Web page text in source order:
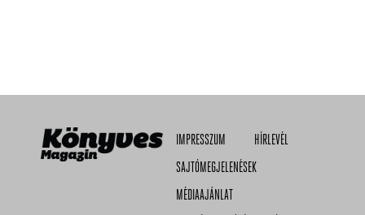
IMPRESSZUM
HÍRLEVÉL
SAJTÓMEGJELENÉSEK
MÉDIAAJÁNLAT